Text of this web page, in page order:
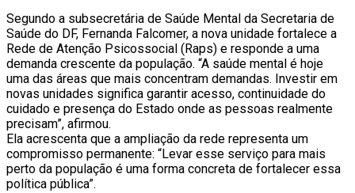
Segundo a subsecretária de Saúde Mental da Secretaria de
Saúde do DF, Fernanda Falcomer, a nova unidade fortalece a
Rede de Atenção Psicossocial (Raps) e responde a uma
demanda crescente da população. “A saúde mental é hoje
uma das áreas que mais concentram demandas. Investir em
novas unidades significa garantir acesso, continuidade do
cuidado e presença do Estado onde as pessoas realmente
precisam”, afirmou.
Ela acrescenta que a ampliação da rede representa um
compromisso permanente: “Levar esse serviço para mais
perto da população é uma forma concreta de fortalecer essa
política pública”.